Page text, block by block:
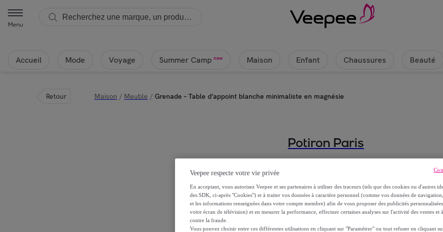
Menu
Accueil Mode Voyage Summer Camp new Maison Enfant Chaussures Beauté
Retour Maison / Meuble / Grenade – Table d’appoint blanche minimaliste en magnésie
Potiron Paris
Grenade – Table d’appoint
69,99 €
229,00 €
-
Veepee respecte votre vie privée
En acceptant, vous autorisez Veepee et ses partenaires à utiliser des traceurs (tels que des cookies ou d'autres
des SDK, ci-après "Cookies") et à traiter vos données à caractère personnel (comme vos données de
et les informations renseignées dans votre compte membre) afin de vous proposer des publicités
votre écran de télévision) et en mesurer la performance, effectuer certaines analyses sur l'activité des ventes et
contre la fraude.
Vous pouvez choisir entre ces différentes utilisations en cliquant sur "Paramétrer" ou tout refuser en cliquant